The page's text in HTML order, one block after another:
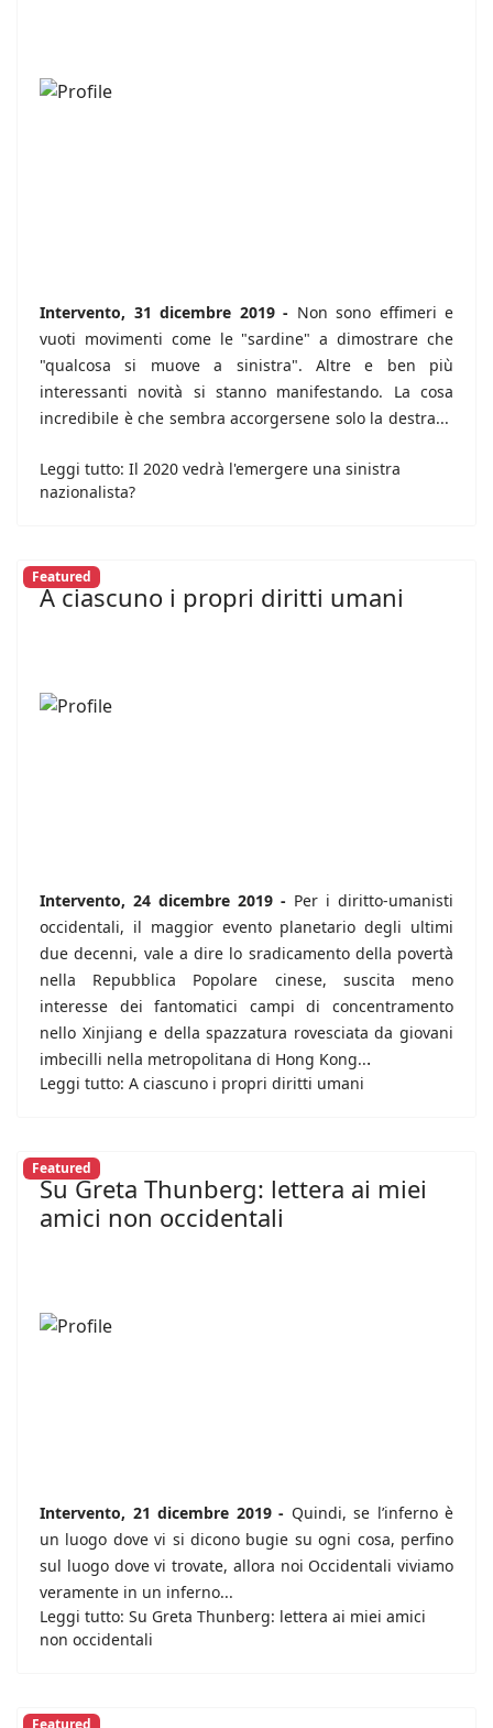
Intervento, 31 dicembre 2019 - Non sono effimeri e
vuoti movimenti come le "sardine" a dimostrare che
"qualcosa si muove a sinistra". Altre e ben più
interessanti novità si stanno manifestando. La cosa
incredibile è che sembra accorgersene solo la destra...
Leggi tutto: Il 2020 vedrà l'emergere una sinistra
nazionalista?
Featured
A ciascuno i propri diritti umani
Intervento, 24 dicembre 2019 - Per i diritto-umanisti
occidentali, il maggior evento planetario degli ultimi
due decenni, vale a dire lo sradicamento della povertà
nella Repubblica Popolare cinese, suscita meno
interesse dei fantomatici campi di concentramento
nello Xinjiang e della spazzatura rovesciata da giovani
imbecilli nella metropolitana di Hong Kong...
Leggi tutto: A ciascuno i propri diritti umani
Featured
Su Greta Thunberg: lettera ai miei
amici non occidentali
Intervento, 21 dicembre 2019 - Quindi, se l’inferno è
un luogo dove vi si dicono bugie su ogni cosa, perfino
sul luogo dove vi trovate, allora noi Occidentali viviamo
veramente in un inferno...
Leggi tutto: Su Greta Thunberg: lettera ai miei amici
non occidentali